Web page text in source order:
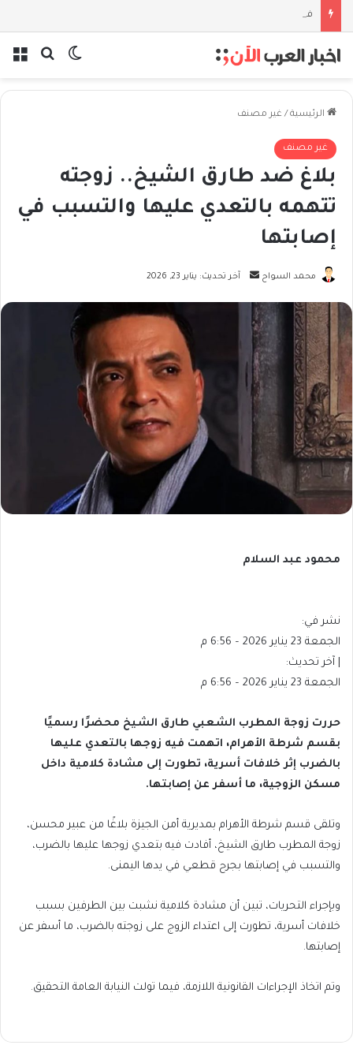
فلسفة الخيط والموج: نصف قرن في مدرسة البحر مع غسان المزيدي
بحثالوضع
الرئيسية / غير مصنف
غير مصنف
بلاغ ضد طارق الشيخ.. زوجته
تتهمه بالتعدي عليها والتسبب في
إصابتها
محمد السواح
أرسلآخر تحديث: يناير 23, 2026
محمود عبد السلام
نشر في:
الجمعة 23 يناير 2026 – 6:56 م
| آخر تحديث:
الجمعة 23 يناير 2026 – 6:56 م
حررت زوجة المطرب الشعبي طارق الشيخ محضرًا رسميًا
بقسم شرطة الأهرام، اتهمت فيه زوجها بالتعدي عليها
بالضرب إثر خلافات أسرية، تطورت إلى مشادة كلامية داخل
مسكن الزوجية، ما أسفر عن إصابتها.
وتلقى قسم شرطة الأهرام بمديرية أمن الجيزة بلاغًا من عبير محسن،
زوجة المطرب طارق الشيخ، أفادت فيه بتعدي زوجها عليها بالضرب،
والتسبب في إصابتها بجرح قطعي في يدها اليمنى.
وبإجراء التحريات، تبين أن مشادة كلامية نشبت بين الطرفين بسبب
خلافات أسرية، تطورت إلى اعتداء الزوج على زوجته بالضرب، ما أسفر عن
إصابتها.
وتم اتخاذ الإجراءات القانونية اللازمة، فيما تولت النيابة العامة التحقيق.